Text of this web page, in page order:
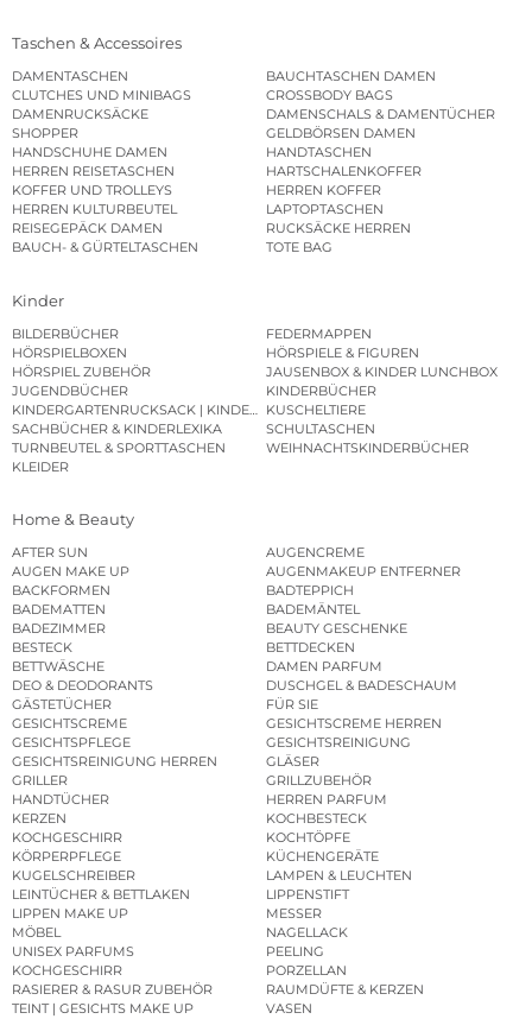
Taschen & Accessoires
DAMENTASCHEN
BAUCHTASCHEN DAMEN
CLUTCHES UND MINIBAGS
CROSSBODY BAGS
DAMENRUCKSÄCKE
DAMENSCHALS & DAMENTÜCHER
SHOPPER
GELDBÖRSEN DAMEN
HANDSCHUHE DAMEN
HANDTASCHEN
HERREN REISETASCHEN
HARTSCHALENKOFFER
KOFFER UND TROLLEYS
HERREN KOFFER
HERREN KULTURBEUTEL
LAPTOPTASCHEN
REISEGEPÄCK DAMEN
RUCKSÄCKE HERREN
BAUCH- & GÜRTELTASCHEN
TOTE BAG
Kinder
BILDERBÜCHER
FEDERMAPPEN
HÖRSPIELBOXEN
HÖRSPIELE & FIGUREN
HÖRSPIEL ZUBEHÖR
JAUSENBOX & KINDER LUNCHBOX
JUGENDBÜCHER
KINDERBÜCHER
KINDERGARTENRUCKSACK | KINDERGARTENBEUTEL
KUSCHELTIERE
SACHBÜCHER & KINDERLEXIKA
SCHULTASCHEN
TURNBEUTEL & SPORTTASCHEN
WEIHNACHTSKINDERBÜCHER
KLEIDER
Home & Beauty
AFTER SUN
AUGENCREME
AUGEN MAKE UP
AUGENMAKEUP ENTFERNER
BACKFORMEN
BADTEPPICH
BADEMATTEN
BADEMÄNTEL
BADEZIMMER
BEAUTY GESCHENKE
BESTECK
BETTDECKEN
BETTWÄSCHE
DAMEN PARFUM
DEO & DEODORANTS
DUSCHGEL & BADESCHAUM
GÄSTETÜCHER
FÜR SIE
GESICHTSCREME
GESICHTSCREME HERREN
GESICHTSPFLEGE
GESICHTSREINIGUNG
GESICHTSREINIGUNG HERREN
GLÄSER
GRILLER
GRILLZUBEHÖR
HANDTÜCHER
HERREN PARFUM
KERZEN
KOCHBESTECK
KOCHGESCHIRR
KOCHTÖPFE
KÖRPERPFLEGE
KÜCHENGERÄTE
KUGELSCHREIBER
LAMPEN & LEUCHTEN
LEINTÜCHER & BETTLAKEN
LIPPENSTIFT
LIPPEN MAKE UP
MESSER
MÖBEL
NAGELLACK
UNISEX PARFUMS
PEELING
KOCHGESCHIRR
PORZELLAN
RASIERER & RASUR ZUBEHÖR
RAUMDÜFTE & KERZEN
TEINT | GESICHTS MAKE UP
VASEN